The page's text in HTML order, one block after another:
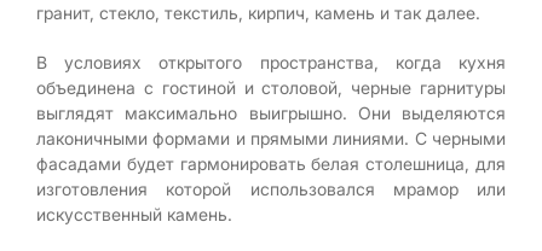
гранит, стекло, текстиль, кирпич, камень и так далее.
В условиях открытого пространства, когда кухня
объединена с гостиной и столовой, черные гарнитуры
выглядят максимально выигрышно. Они выделяются
лаконичными формами и прямыми линиями. С черными
фасадами будет гармонировать белая столешница, для
изготовления которой использовался мрамор или
искусственный камень.